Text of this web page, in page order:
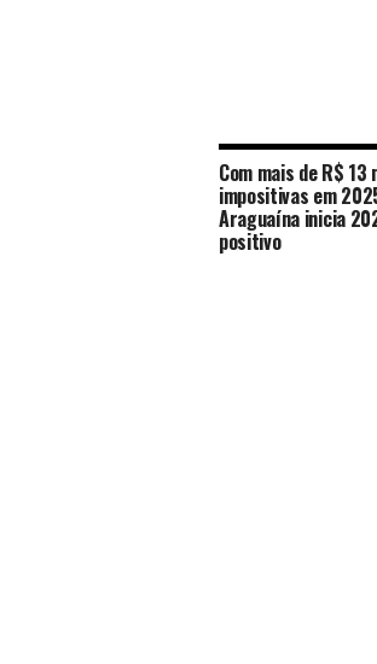
Com mais de R$ 13
impositivas em
Araguaína inicia
positivo